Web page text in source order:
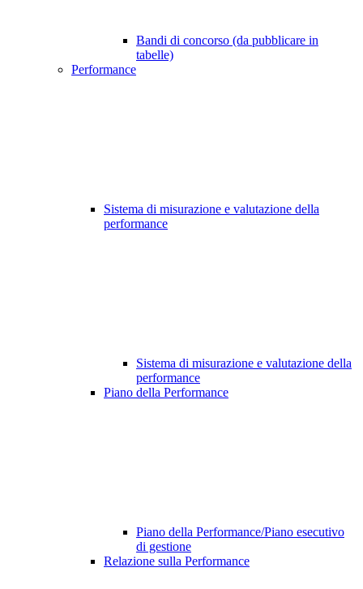
Bandi di concorso (da pubblicare in
tabelle)
Performance
Sistema di misurazione e valutazione della
performance
Sistema di misurazione e valutazione della
performance
Piano della Performance
Piano della Performance/Piano esecutivo
di gestione
Relazione sulla Performance